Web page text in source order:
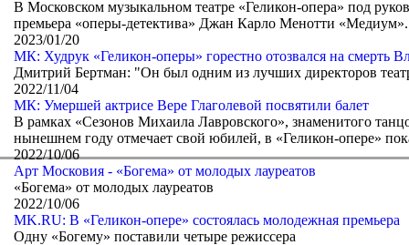
В Московском музыкальном театре «Геликон-опера» под
премьера «оперы-детектива» Джан Карло Менотти «Медиум».
2023/01/20
МК: Худрук «Геликон-оперы» горестно отозвался на смерть
Дмитрий Бертман: "Он был одним из лучших директоров
2022/11/04
МК: Умершей актрисе Вере Глаголевой посвятили балет
В рамках «Сезонов Михаила Лавровского», знаменитого
нынешнем году отмечает свой юбилей, в «Геликон-опере»
2022/10/06
Арт Московия - «Богема» от молодых лауреатов
«Богема» от молодых лауреатов
2022/10/06
MK.RU: В «Геликон-опере» состоялась молодежная премьера
Одну «Богему» поставили четыре режиссера